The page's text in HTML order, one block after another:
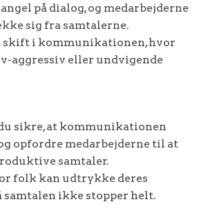
på dialog, og medarbejderne
sig fra samtalerne.
skift i kommunikationen, hvor
aggressiv eller undvigende
sikre, at kommunikationen
opfordre medarbejderne til at
samtaler.
folk kan udtrykke deres
samtalen ikke stopper helt.